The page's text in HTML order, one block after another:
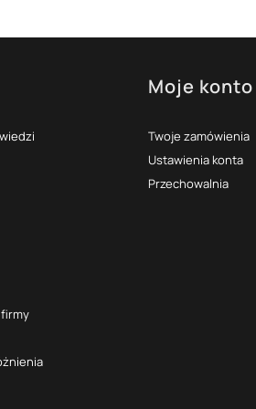
Moje konto
Twoje zamówienia
Ustawienia konta
Przechowalnia